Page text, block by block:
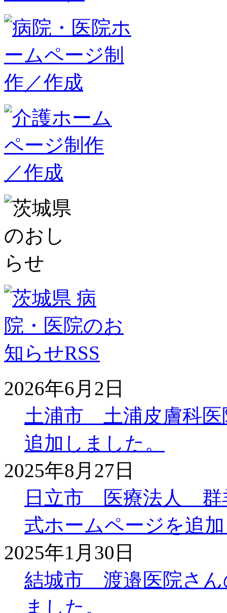
2026年6月2日
土浦市 土浦皮膚科医
追加しました。
2025年8月27日
日立市 医療法人 群
式ホームページを追
2025年1月30日
結城市 渡邉医院さん
ました。